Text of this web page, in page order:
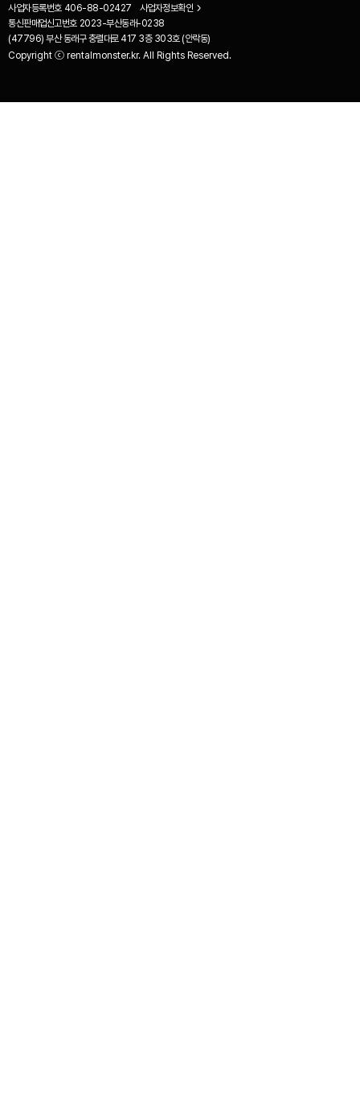
사업자등록번호 406-88-02427
사업자정보확인
통신판매업신고번호 2023-부산동래-0238
(47796) 부산 동래구 충렬대로 417 3층 303호 (안락동)
Copyright ⓒ rentalmonster.kr. All Rights Reserved.